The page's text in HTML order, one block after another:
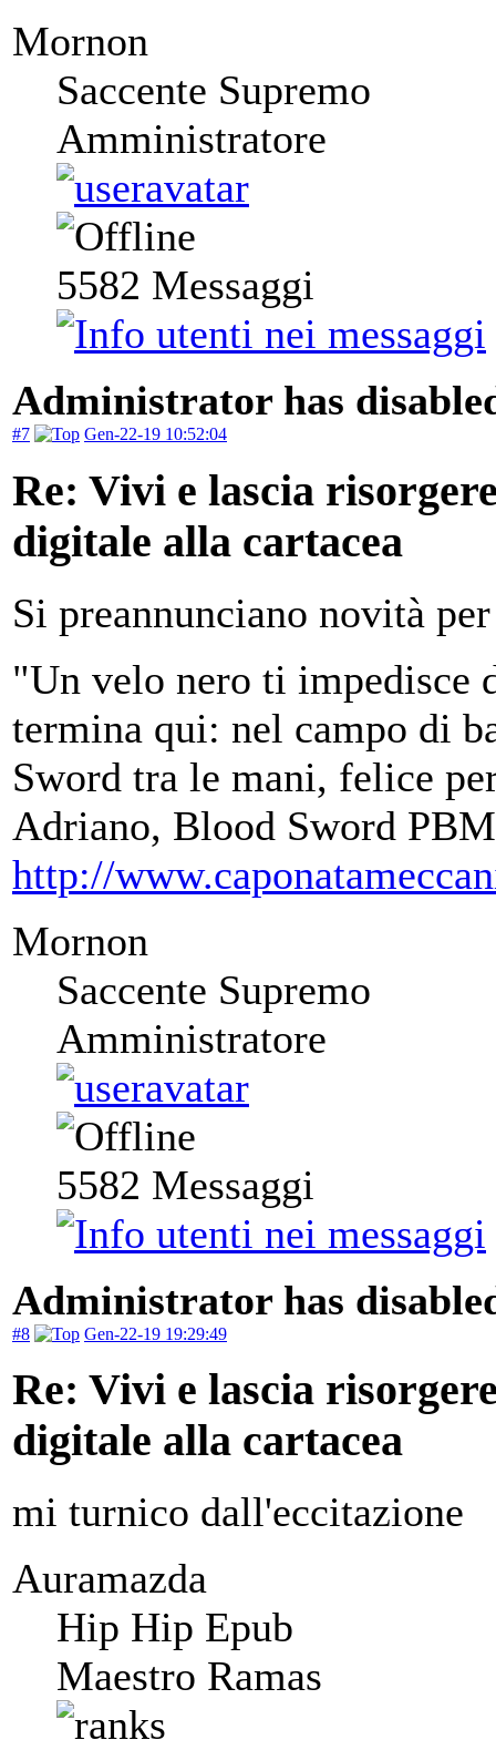
Mornon
Saccente Supremo
Amministratore
5582 Messaggi
Administrator has
#7 Gen-22-19 10:52:04
Re: Vivi e lascia
digitale alla cartacea
Si preannunciano novità
"Un velo nero ti impedisce
termina qui: nel campo di
Sword tra le mani, felice
Adriano, Blood Sword PBM
http://
Mornon
Saccente Supremo
Amministratore
5582 Messaggi
Administrator has
#8 Gen-22-19 19:29:49
Re: Vivi e lascia
digitale alla cartacea
mi turnico dall'eccitazione
Auramazda
Hip Hip Epub
Maestro Ramas